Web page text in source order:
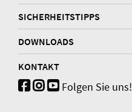
SICHERHEITSTIPPS
DOWNLOADS
KONTAKT
Folgen Sie uns!